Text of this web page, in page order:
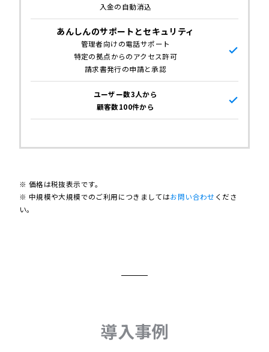
入金の自動消込
あんしんのサポートとセキュリティ
管理者向けの電話サポート
特定の拠点からのアクセス許可
請求書発行の申請と承認
ユーザー数3人から
顧客数100件から
※ 価格は税抜表示です。
※ 中規模や大規模でのご利用につきましてはお問い合わせくださ
い。
導入事例